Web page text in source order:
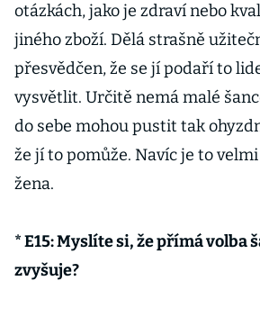
otázkách, jako je zdraví nebo
jiného zboží. Dělá strašně
přesvědčen, že se jí podaří to
vysvětlit. Určitě nemá malé
do sebe mohou pustit tak
že jí to pomůže. Navíc je to
žena.
* E15: Myslíte si, že přímá volba
zvyšuje?